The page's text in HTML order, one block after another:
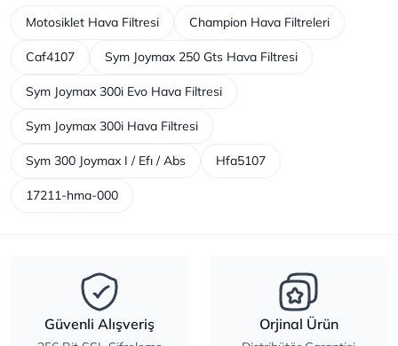
Motosiklet Hava Filtresi Champion Hava Filtreleri
Caf4107 Sym Joymax 250 Gts Hava Filtresi
Sym Joymax 300i Evo Hava Filtresi
Sym Joymax 300i Hava Filtresi
Sym 300 Joymax I / Efı / Abs Hfa5107
17211-hma-000
Güvenli Alışveriş Orjinal Ürün